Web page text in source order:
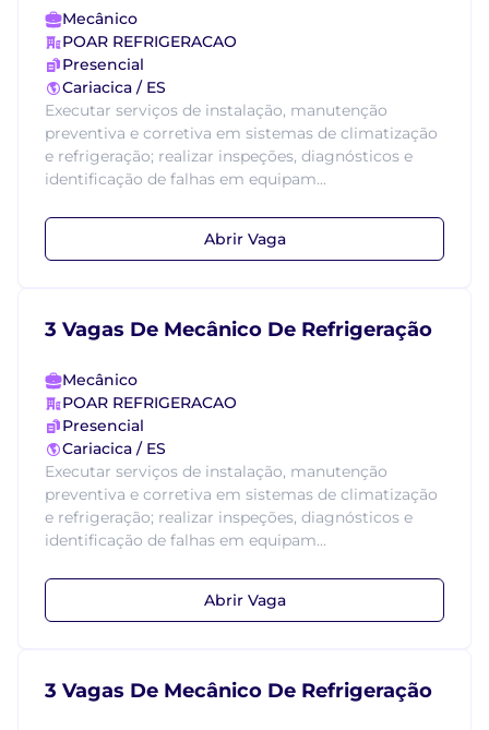
Mecânico
POAR REFRIGERACAO
Presencial
Cariacica / ES
Executar serviços de instalação, manutenção
preventiva e corretiva em sistemas de climatização
e refrigeração; realizar inspeções, diagnósticos e
identificação de falhas em equipam...
Abrir Vaga
3 Vagas De Mecânico De Refrigeração
Mecânico
POAR REFRIGERACAO
Presencial
Cariacica / ES
Executar serviços de instalação, manutenção
preventiva e corretiva em sistemas de climatização
e refrigeração; realizar inspeções, diagnósticos e
identificação de falhas em equipam...
Abrir Vaga
3 Vagas De Mecânico De Refrigeração